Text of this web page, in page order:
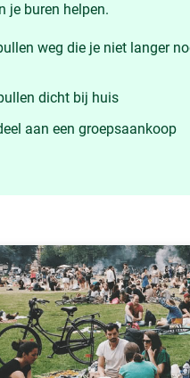
je buren helpen.
weg die je niet langer
dicht bij huis
aan een groepsaankoop